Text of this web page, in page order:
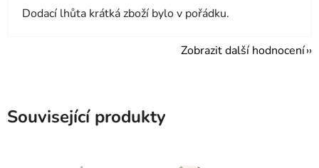
Dodací lhůta krátká zboží bylo v pořádku.
Zobrazit další hodnocení
Související produkty